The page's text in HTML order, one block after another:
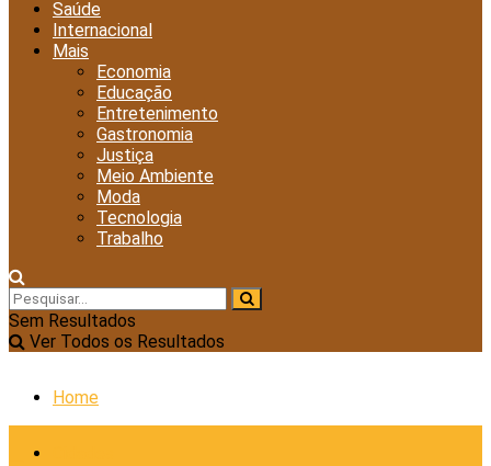
Saúde
Internacional
Mais
Economia
Educação
Entretenimento
Gastronomia
Justiça
Meio Ambiente
Moda
Tecnologia
Trabalho
Sem Resultados
Ver Todos os Resultados
Home